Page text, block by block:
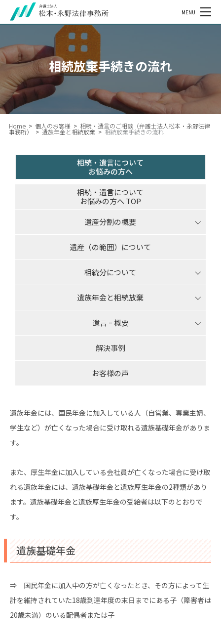
MENU
相続放棄手続きの流れ
Home > 個人のお客様 > 相続・遺言のご相談（弁護士法人松本・永野法律
事務所） >遺族年金と相続放棄 >相続放棄手続きの流れ
相続・遺言について
お悩みの方へ
相続・遺言について
お悩みの方へ TOP
遺産分割の概要
遺産（の範囲）について
相続分について
遺族年金と相続放棄
遺言 ｰ 概要
解決事例
お客様の声
遺族年金には、国民年金に加入している人（自営業、専業主婦、
学生など）が亡くなった場合に受け取れる遺族基礎年金がありま
す。
また、厚生年金に加入している会社員が亡くなった場合に受け取
れる遺族年金には、遺族基礎年金と遺族厚生年金の2種類があり
ます。遺族基礎年金と遺族厚生年金の受給者は以下のとおりで
す。
遺族基礎年金
⇒ 国民年金に加入中の方が亡くなったとき、その方によって生
計を維持されていた18歳到達年度の末日までにある子（障害者は
20歳未満）のいる配偶者または子